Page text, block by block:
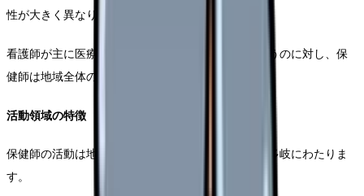
性が大きく異なります。
看護師が主に医療機関で個々の患者さんのケアを行うのに対し、保
健師は地域全体の健康管理や予防活動を担当します。
活動領域の特徴
保健師の活動は地域保健、学校保健、産業保健など多岐にわたりま
す。